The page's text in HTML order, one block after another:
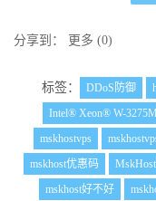
分享到： 更多 (0)
标签： DDoS防御
Intel® Xeon® W-
mskhostvps
mskhost优惠码
mskhost好不好